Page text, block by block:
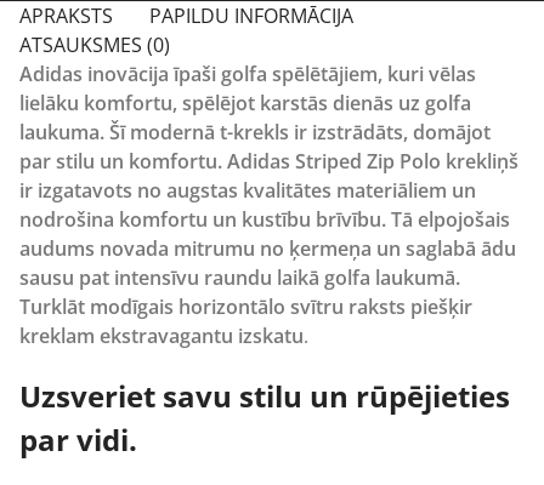
APRAKSTS
PAPILDU INFORMĀCIJA
ATSAUKSMES (0)
Adidas inovācija īpaši golfa spēlētājiem, kuri vēlas
lielāku komfortu, spēlējot karstās dienās uz golfa
laukuma. Šī modernā t-krekls ir izstrādāts, domājot
par stilu un komfortu. Adidas Striped Zip Polo krekliņš
ir izgatavots no augstas kvalitātes materiāliem un
nodrošina komfortu un kustību brīvību. Tā elpojošais
audums novada mitrumu no ķermeņa un saglabā ādu
sausu pat intensīvu raundu laikā golfa laukumā.
Turklāt modīgais horizontālo svītru raksts piešķir
kreklam ekstravagantu izskatu.
Uzsveriet savu stilu un rūpējieties
par vidi.